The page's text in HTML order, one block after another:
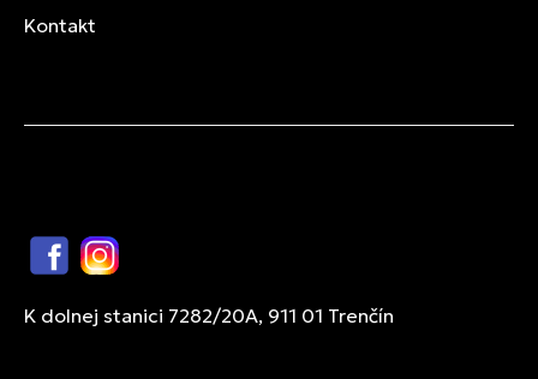
Kontakt
FacebookInstagram
K dolnej stanici 7282/20A, 911 01 Trenčín